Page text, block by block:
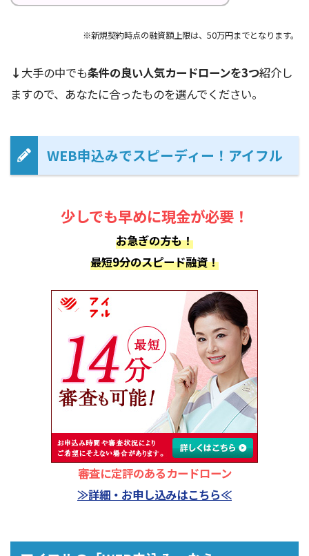
※新規契約時点の融資額上限は、50万円までとなります。
↓ 大手の中でも条件の良い人気カードローンを3つ紹介し
ますので、あなたに合ったものを選んでください。
WEB申込みでスピーディー！アイフル
少しでも早めに現金が必要！
お急ぎの方も！
最短9分のスピード融資！
審査に定評のあるカードローン
≫詳細・お申し込みはこちら≪